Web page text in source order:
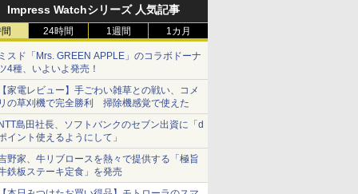
Impress Watchシリーズ 人気記事
24時間 1週間 1カ月
スド「Mrs. GREEN APPLE」のコラボドーナ
4種、いよいよ発売！
家電レビュー】手ごわい雑草との戦い、コメ
の草刈機で完全勝利 掃除機感覚で使えた
島田社長、ソフトバンクのセブン出資に「d
イント使えるようにして」
野家、牛リブロースを熱々で提供する「極旨
鉄板ステーキ定食」を発売